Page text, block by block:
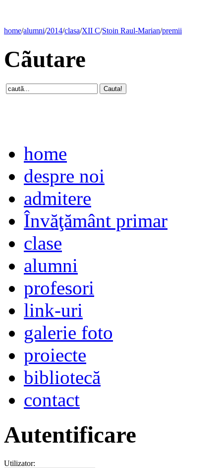
home/alumni/2014/clasa/XII C/Stoin Raul-Marian/premii
Cãutare
home
despre noi
admitere
Învăţământ primar
clase
alumni
profesori
link-uri
galerie foto
proiecte
bibliotecă
contact
Autentificare
Utilizator: